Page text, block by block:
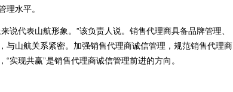
理水平。
代表山航形象。”该负责人说。销售代理商具备品牌管理、
与山航关系紧密。加强销售代理商诚信管理，规范销售代理商
实现共赢”是销售代理商诚信管理前进的方向。